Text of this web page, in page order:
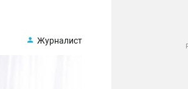
Журналист